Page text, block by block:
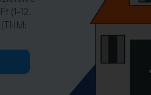
(1-12.